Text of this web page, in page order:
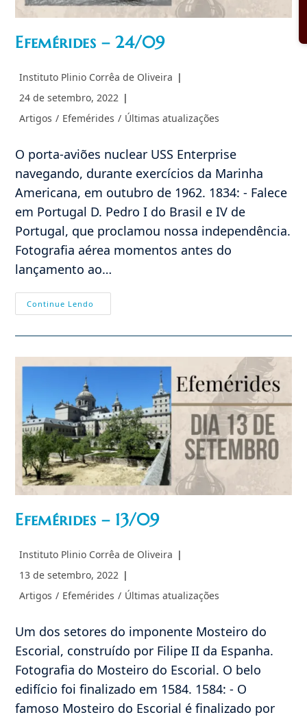
Efemérides – 24/09
Autor
post:
Instituto Plinio Corrêa de Oliveira
Post
24 de setembro, 2022
Categoria
Artigos / Efemérides / Últimas atualizações
O porta-aviões nuclear USS Enterprise
navegando, durante exercícios da Marinha
Americana, em outubro de 1962. 1834: - Falece
em Portugal D. Pedro I do Brasil e IV de
Portugal, que proclamou nossa independência.
Fotografia aérea momentos antes do
lançamento ao…
Continue Lendo
–
Efemérides – 13/09
Autor
post:
Instituto Plinio Corrêa de Oliveira
Post
13 de setembro, 2022
Categoria
Artigos / Efemérides / Últimas atualizações
Um dos setores do imponente Mosteiro do
Escorial, construído por Filipe II da Espanha.
Fotografia do Mosteiro do Escorial. O belo
edifício foi finalizado em 1584. 1584: - O
famoso Mosteiro do Escorial é finalizado por